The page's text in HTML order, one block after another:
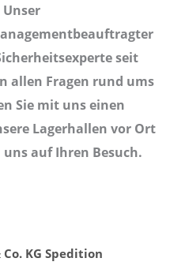
seit
allen Fragen rund ums
Sie mit uns einen
Lagerhallen vor Ort
auf Ihren Besuch.
KG Spedition